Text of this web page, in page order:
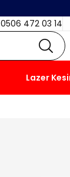
0506 472 03 14
Lazer